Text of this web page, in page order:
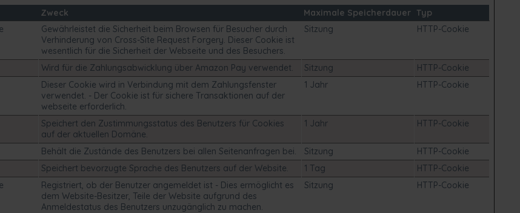
Zweck Maximale Speicherdauer Typ
Gewährleistet die Sicherheit beim Browsen für Besucher durch
Verhinderung von Cross-Site Request Forgery. Dieser Cookie ist
wesentlich für die Sicherheit der Webseite und des Besuchers.
Sitzung HTTP-Cookie
Wird für die Zahlungsabwicklung über Amazon Pay verwendet. Sitzung
HTTP-Cookie
Dieser Cookie wird in Verbindung mit dem Zahlungsfenster
verwendet. - Der Cookie ist für sichere Transaktionen auf der
webseite erforderlich.
1 Jahr HTTP-Cookie
Speichert den Zustimmungsstatus des Benutzers für Cookies
auf der aktuellen Domäne.
1 Jahr HTTP-Cookie
Behält die Zustände des Benutzers bei allen Seitenanfragen bei. Sitzung
HTTP-Cookie
Speichert bevorzugte Sprache des Benutzers auf der Website. 1 Tag
HTTP-Cookie
Registriert, ob der Benutzer angemeldet ist - Dies ermöglicht es
dem Website-Besitzer, Teile der Website aufgrund des
Anmeldestatus des Benutzers unzugänglich zu machen.
Sitzung HTTP-Cookie